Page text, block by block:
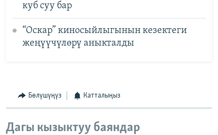
куб суу бар
“Оскар” киносыйлыгынын кезектеги
жеңүүчүлөрү аныкталды
Бөлүшүңүз Катталыңыз
Дагы кызыктуу баяндар